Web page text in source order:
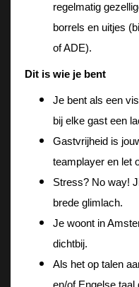
regelmatig
borrels en uitjes
of ADE).
Dit is wie je bent
Je bent als een
bij elke gast een
Gastvrijheid is
teamplayer en let
Stress? No way!
brede glimlach.
Je woont in
dichtbij.
Als het op talen
en/of Engelse taal